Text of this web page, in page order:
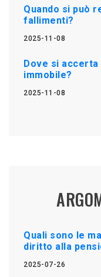
Quando si può
fallimenti?
2025-11-08
Dove si
immobile?
2025-11-08
Quali sono le
diritto alla
2025-07-26